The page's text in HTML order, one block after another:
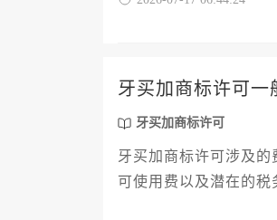
牙买加商标许可一
牙买加商标许可
牙买加商标许可涉及
可使用费以及潜在的税